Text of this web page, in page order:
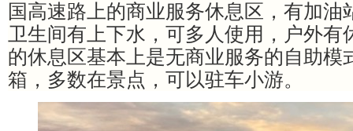
国高速路上的商业服务休息区，有加油
卫生间有上下水，可多人使用，户外有
的休息区基本上是无商业服务的自助模
箱，多数在景点，可以驻车小游。